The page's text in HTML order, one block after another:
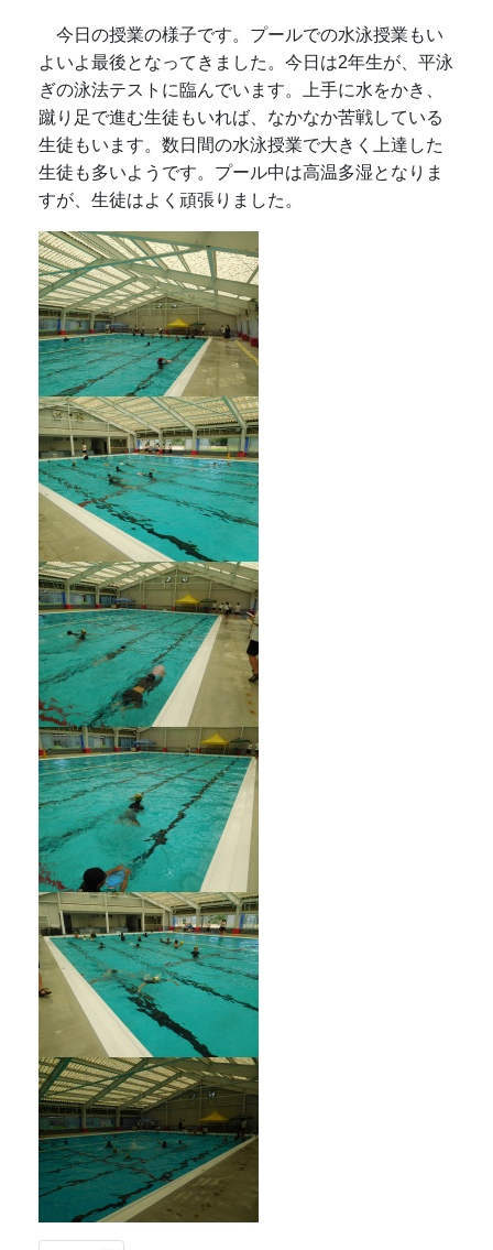
今日の授業の様子です。プールでの水泳授業もい
よいよ最後となってきました。今日は2年生が、平泳
ぎの泳法テストに臨んでいます。上手に水をかき、
蹴り足で進む生徒もいれば、なかなか苦戦している
生徒もいます。数日間の水泳授業で大きく上達した
生徒も多いようです。プール中は高温多湿となりま
すが、生徒はよく頑張りました。